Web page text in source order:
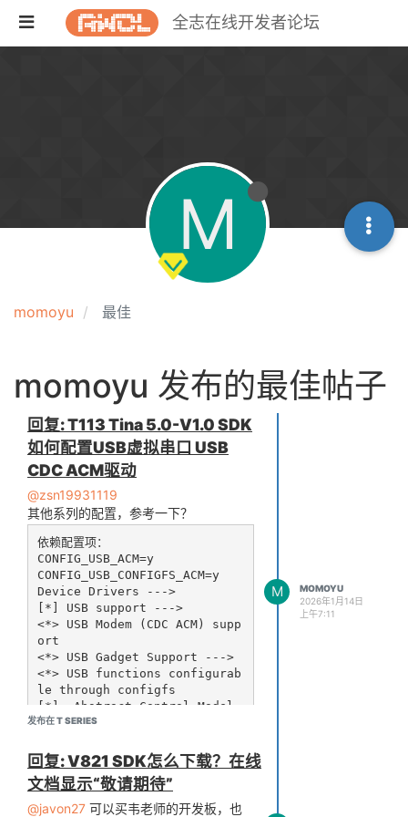
全志在线开发者论坛
momoyu 最佳
M
momoyu 发布的最佳帖子
回复: T113 Tina 5.0-V1.0 SDK
如何配置USB虚拟串口 USB
CDC ACM驱动
@zsn19931119
其他系列的配置，参考一下？
依赖配置项：
CONFIG_USB_ACM=y
CONFIG_USB_CONFIGFS_ACM=y
Device Drivers ‑‑‑>
[*] USB support ‑‑‑>
<*> USB Modem (CDC ACM) supp
ort
<*> USB Gadget Support ‑‑‑>
<*> USB functions configurab
le through configfs
[*]  Abstract Control Model
configfs 配置方法：
mount ‑t configfs none /sys/
发布在 T SERIES
M
MOMOYU
2026年1月14日
上午7:11
回复: V821 SDK怎么下载？在线
文档显示“敬请期待”
@javon27 可以买韦老师的开发板，也